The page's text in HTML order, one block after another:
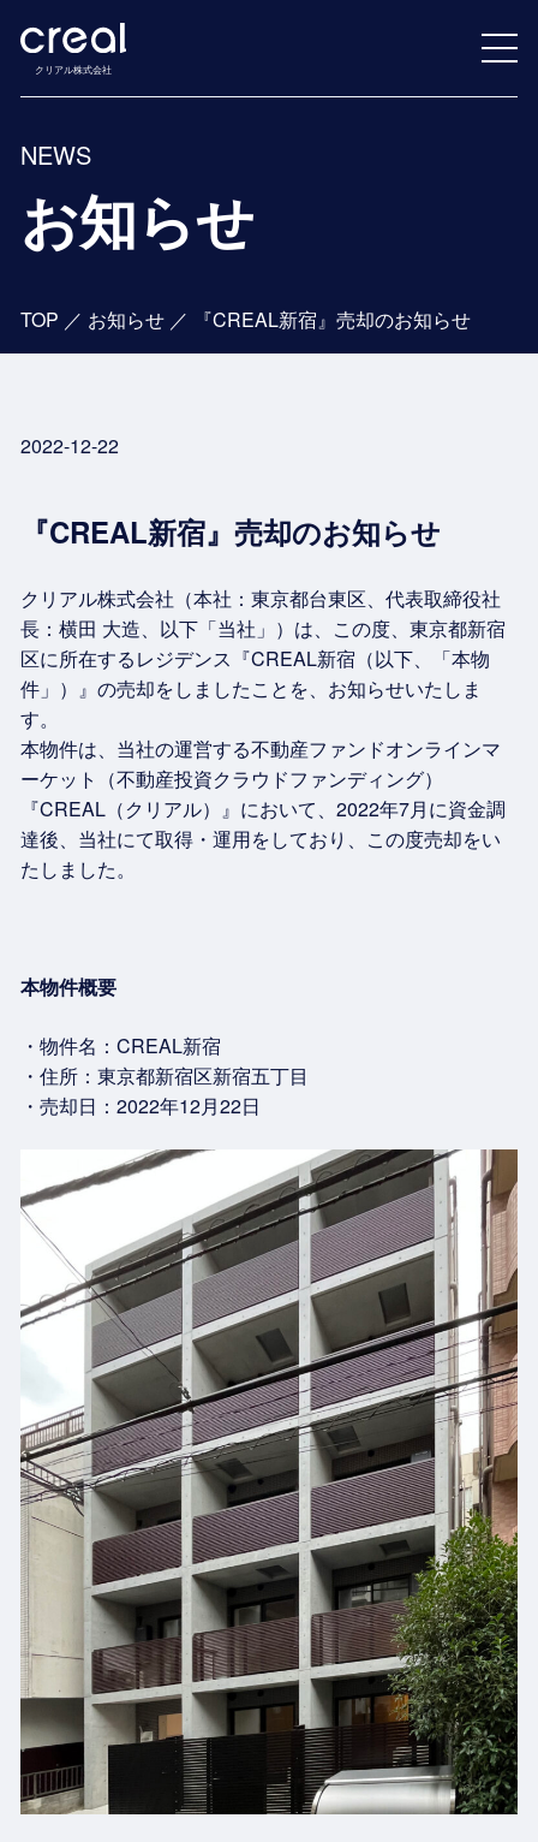
クリアル株式会社
NEWS
お知らせ
TOP ／ お知らせ／ 『CREAL新宿』売却のお知らせ
2022-12-22
『CREAL新宿』売却のお知らせ
クリアル株式会社（本社：東京都台東区、代表取締役社
長：横田 大造、以下「当社」）は、この度、東京都新宿
区に所在するレジデンス『CREAL新宿（以下、「本物
件」）』の売却をしましたことを、お知らせいたしま
す。
本物件は、当社の運営する不動産ファンドオンラインマ
ーケット（不動産投資クラウドファンディング）
『CREAL（クリアル）』において、2022年7月に資金調
達後、当社にて取得・運用をしており、この度売却をい
たしました。
本物件概要
・物件名：CREAL新宿
・住所：東京都新宿区新宿五丁目
・売却日：2022年12月22日